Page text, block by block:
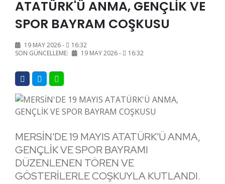
ATATÜRK'Ü ANMA, GENÇLİK VE
SPOR BAYRAM COŞKUSU
19 MAY 2026 -
16:32
SON GÜNCELLEME:
19 MAY 2026 - 16:32
MERSİN'DE 19 MAYIS ATATÜRK'Ü ANMA,
GENÇLİK VE SPOR BAYRAMI
DÜZENLENEN TÖREN VE
GÖSTERİLERLE COŞKUYLA KUTLANDI.